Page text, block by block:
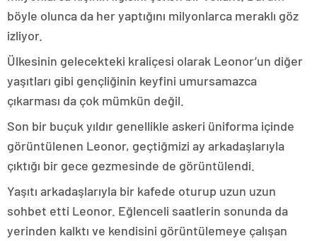
böyle olunca da her yaptığını milyonlarca meraklı göz
izliyor.
Ülkesinin gelecekteki kraliçesi olarak Leonor’un diğer
yaşıtları gibi gençliğinin keyfini umursamazca
çıkarması da çok mümkün değil.
Son bir buçuk yıldır genellikle askeri üniforma içinde
görüntülenen Leonor, geçtiğmizi ay arkadaşlarıyla
çıktığı bir gece gezmesinde de görüntülendi.
Yaşıtı arkadaşlarıyla bir kafede oturup uzun uzun
sohbet etti Leonor. Eğlenceli saatlerin sonunda da
yerinden kalktı ve kendisini görüntülemeye çalışan